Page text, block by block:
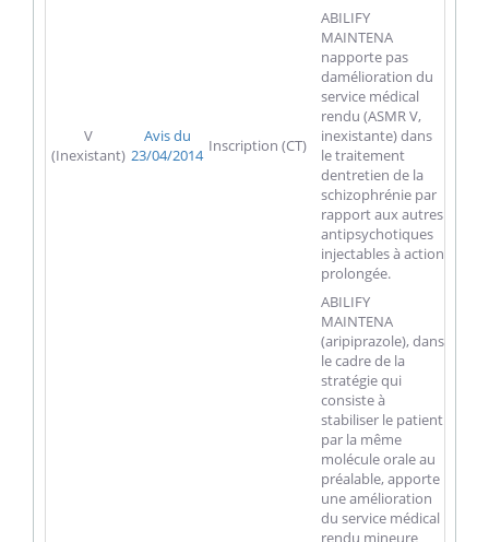
V
(Inexistant)
Avis du
23/04/2014 Inscription (CT)
ABILIFY
MAINTENA
napporte pas
damélioration du
service médical
rendu (ASMR V,
inexistante) dans
le traitement
dentretien de la
schizophrénie par
rapport aux autres
antipsychotiques
injectables à action
prolongée.
ABILIFY
MAINTENA
(aripiprazole), dans
le cadre de la
stratégie qui
consiste à
stabiliser le patient
par la même
molécule orale au
préalable, apporte
une amélioration
du service médical
rendu mineure